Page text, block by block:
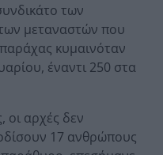
των
μεταναστών που
κυμαινόταν
έναντι 250 στα
οι αρχές δεν
17 ανθρώπους